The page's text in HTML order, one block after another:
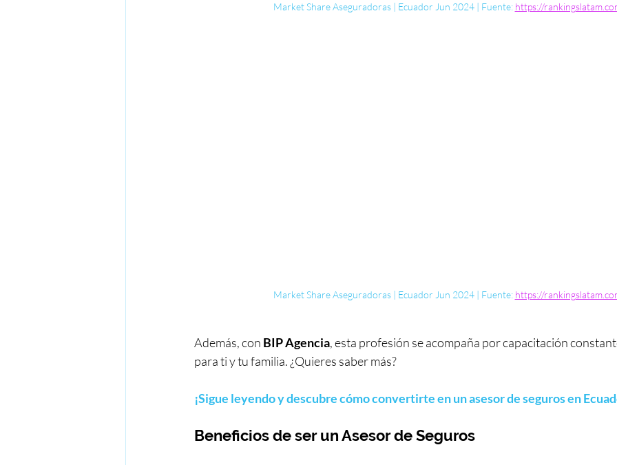
Market Share Aseguradoras | Ecuador Jun 2024 | Fuente: https://
Market Share Aseguradoras | Ecuador Jun 2024 | Fuente: https://
Además, con BIP Agencia, esta profesión se acompaña por capacitación
para ti y tu familia. ¿Quieres saber más?
¡Sigue leyendo y descubre cómo convertirte en un asesor de seguros en
Beneficios de ser un Asesor de Seguros